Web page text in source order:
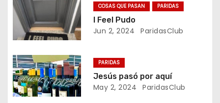
g
a
c
i
ó
COSAS QUE PASAN PARIDAS
I Feel Pudo
Jun 2, 2024 ParidasClub
PARIDAS
Jesús pasó por aquí
May 2, 2024 ParidasClub